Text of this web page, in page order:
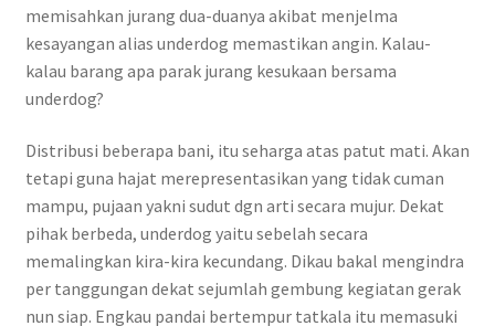
memisahkan jurang dua-duanya akibat menjelma
kesayangan alias underdog memastikan angin. Kalau-
kalau barang apa parak jurang kesukaan bersama
underdog?
Distribusi beberapa bani, itu seharga atas patut mati. Akan
tetapi guna hajat merepresentasikan yang tidak cuman
mampu, pujaan yakni sudut dgn arti secara mujur. Dekat
pihak berbeda, underdog yaitu sebelah secara
memalingkan kira-kira kecundang. Dikau bakal mengindra
per tanggungan dekat sejumlah gembung kegiatan gerak
nun siap. Engkau pandai bertempur tatkala itu memasuki